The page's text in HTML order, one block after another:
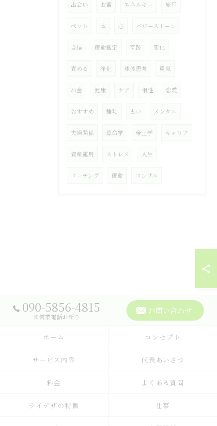
出会い お宮 エネルギー 旅行
ペット 本 心 パワーストーン
自信 宿命鑑定 奇跡 変化
責める 浄化 球体思考 勇気
お金 健康 ケア 相性 恋愛
おすすめ 種類 占い メンタル
夫婦関係 算命学 帝王学 キャリア
資産運用 ストレス 人生
コーチング 宿命 コンサル
090-5856-4815
※営業電話お断り
お問い合わせ
ホーム コンセプト
サービス内容 代表あいさつ
料金 よくある質問
ライデザの特徴 仕事